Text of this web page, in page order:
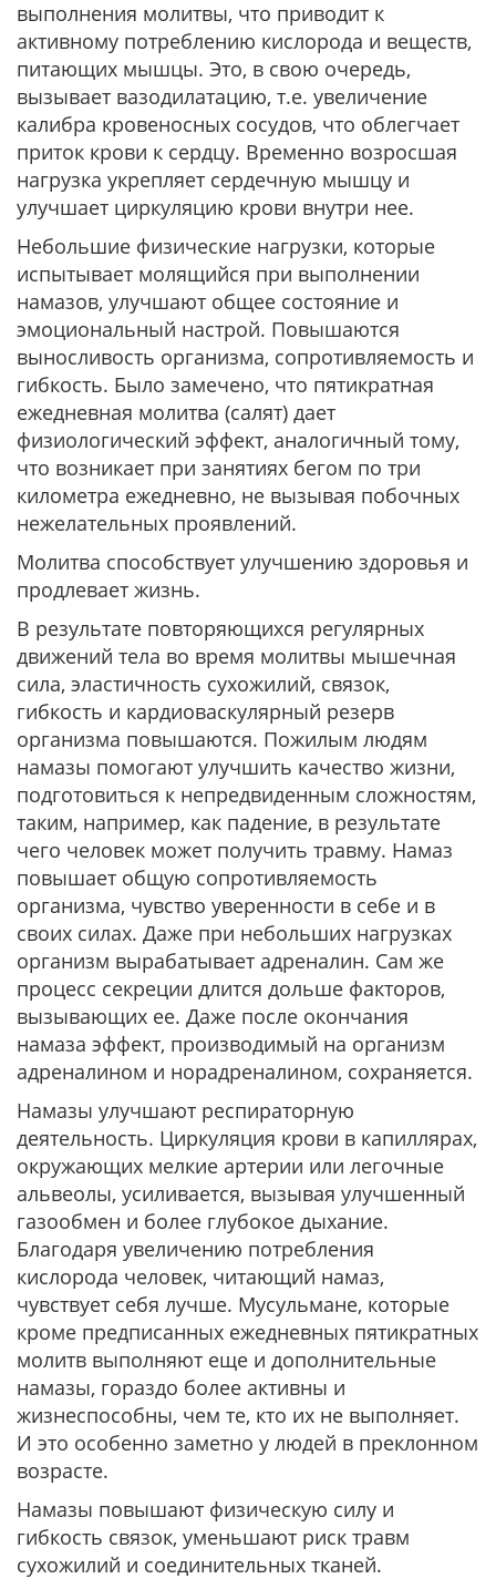
выполнения молитвы, что приводит к
активному потреблению кислорода и веществ,
питающих мышцы. Это, в свою очередь,
вызывает вазодилатацию, т.е. увеличение
калибра кровеносных сосудов, что облегчает
приток крови к сердцу. Временно возросшая
нагрузка укрепляет сердечную мышцу и
улучшает циркуляцию крови внутри нее.
Небольшие физические нагрузки, которые
испытывает молящийся при выполнении
намазов, улучшают общее состояние и
эмоциональный настрой. Повышаются
выносливость организма, сопротивляемость и
гибкость. Было замечено, что пятикратная
ежедневная молитва (салят) дает
физиологический эффект, аналогичный тому,
что возникает при занятиях бегом по три
километра ежедневно, не вызывая побочных
нежелательных проявлений.
Молитва способствует улучшению здоровья и
продлевает жизнь.
В результате повторяющихся регулярных
движений тела во время молитвы мышечная
сила, эластичность сухожилий, связок,
гибкость и кардиоваскулярный резерв
организма повышаются. Пожилым людям
намазы помогают улучшить качество жизни,
подготовиться к непредвиденным сложностям,
таким, например, как падение, в результате
чего человек может получить травму. Намаз
повышает общую сопротивляемость
организма, чувство уверенности в себе и в
своих силах. Даже при небольших нагрузках
организм вырабатывает адреналин. Сам же
процесс секреции длится дольше факторов,
вызывающих ее. Даже после окончания
намаза эффект, производимый на организм
адреналином и норадреналином, сохраняется.
Намазы улучшают респираторную
деятельность. Циркуляция крови в капиллярах,
окружающих мелкие артерии или легочные
альвеолы, усиливается, вызывая улучшенный
газообмен и более глубокое дыхание.
Благодаря увеличению потребления
кислорода человек, читающий намаз,
чувствует себя лучше. Мусульмане, которые
кроме предписанных ежедневных пятикратных
молитв выполняют еще и дополнительные
намазы, гораздо более активны и
жизнеспособны, чем те, кто их не выполняет.
И это особенно заметно у людей в преклонном
возрасте.
Намазы повышают физическую силу и
гибкость связок, уменьшают риск травм
сухожилий и соединительных тканей.